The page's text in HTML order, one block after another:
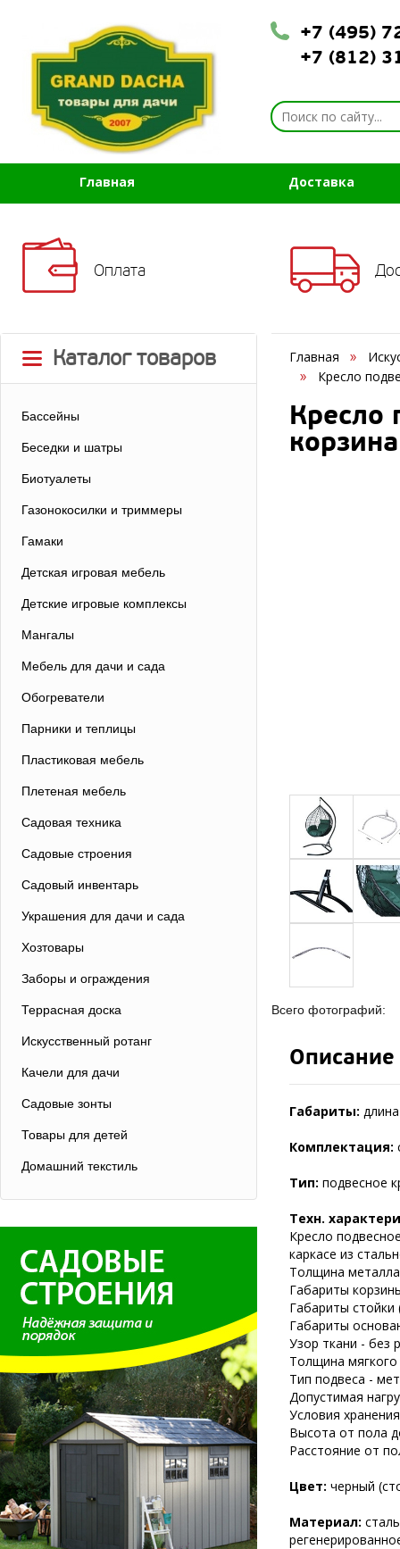
+7 (495)
+7 (812)
Главная Доставка
Оплата
Каталог товаров
Бассейны
Беседки и шатры
Биотуалеты
Газонокосилки и триммеры
Гамаки
Детская игровая мебель
Детские игровые комплексы
Мангалы
Мебель для дачи и сада
Обогреватели
Парники и теплицы
Пластиковая мебель
Плетеная мебель
Садовая техника
Садовые строения
Садовый инвентарь
Украшения для дачи и сада
Хозтовары
Заборы и ограждения
Террасная доска
Искусственный ротанг
Качели для дачи
Садовые зонты
Товары для детей
Домашний текстиль
Главная
Кресло
Кресло
Всего фотографий:
Описание
Габариты:
Комплектация:
Тип: подвесное
Техн.
Кресло
каркасе из
Толщина
Габариты
Габариты
Габариты
Узор ткани - без
Толщина
Тип подвеса -
Допустимая
Условия
Высота от пола
Расстояние от
Цвет: черный
Материал: